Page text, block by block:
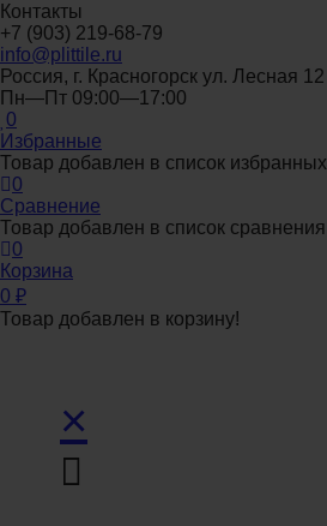
Контакты
+7 (903) 219-68-79
info@plittile.ru
Россия, г. Красногорск ул. Лесная 12
Пн—Пт 09:00—17:00
0
Избранные
Товар добавлен в список избранных
0
Сравнение
Товар добавлен в список сравнения
0
Корзина
0 ₽
Товар добавлен в корзину!
×